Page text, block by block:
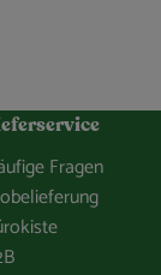
Fragen